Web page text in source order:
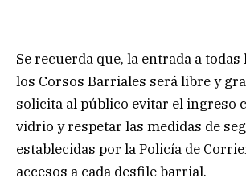
Se recuerda que, la entrada a todas
los Corsos Barriales será libre y
solicita al público evitar el ingreso
vidrio y respetar las medidas de
establecidas por la Policía de
accesos a cada desfile barrial.